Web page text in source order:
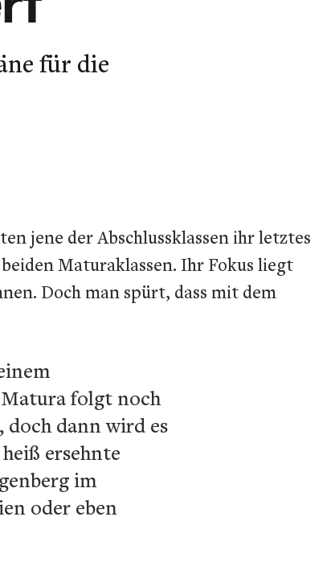
für die
jene der Abschlussklassen ihr letztes
Maturaklassen. Ihr Fokus liegt
Doch man spürt, dass mit dem
folgt noch
doch dann wird es
ersehnte
im
oder eben